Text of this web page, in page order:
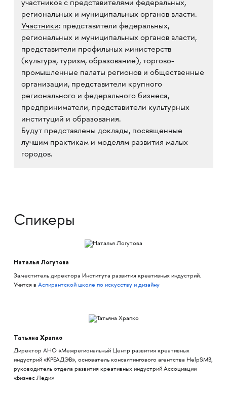
участников с представителями федеральных,
региональных и муниципальных органов власти.
Участники: представители федеральных,
региональных и муниципальных органов власти,
представители профильных министерств
(культура, туризм, образование), торгово-
промышленные палаты регионов и общественные
организации, представители крупного
регионального и федерального бизнеса,
предприниматели, представители культурных
институций и образования.
Будут представлены доклады, посвященные
лучшим практикам и моделям развития малых
городов.
Спикеры
Наталья Логутова
Заместитель директора Института развития креативных индустрий.
Учится в Аспирантской школе по искусству и дизайну
Татьяна Храпко
Директор АНО «Межрегиональный Центр развития креативных
индустрий «КРЕАДЭВ», основатель консалтингового агентства HelpSMB,
руководитель отдела развития креативных индустрий Ассоциации
«Бизнес Леди»